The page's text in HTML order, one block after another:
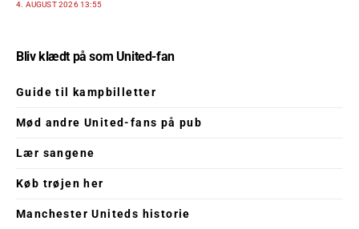
4. AUGUST 2026 13:55
Bliv klædt på som United-fan
Guide til kampbilletter
Mød andre United-fans på pub
Lær sangene
Køb trøjen her
Manchester Uniteds historie